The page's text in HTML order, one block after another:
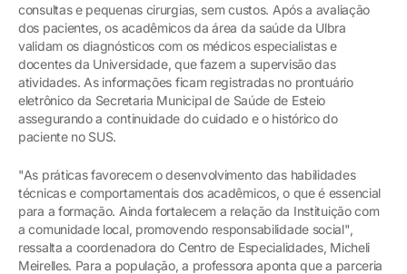
consultas e pequenas cirurgias, sem custos. Após a avaliação
dos pacientes, os acadêmicos da área da saúde da Ulbra
validam os diagnósticos com os médicos especialistas e
docentes da Universidade, que fazem a supervisão das
atividades. As informações ficam registradas no prontuário
eletrônico da Secretaria Municipal de Saúde de Esteio
assegurando a continuidade do cuidado e o histórico do
paciente no SUS.
"As práticas favorecem o desenvolvimento das habilidades
técnicas e comportamentais dos acadêmicos, o que é essencial
para a formação. Ainda fortalecem a relação da Instituição com
a comunidade local, promovendo responsabilidade social",
ressalta a coordenadora do Centro de Especialidades, Micheli
Meirelles. Para a população, a professora aponta que a parceria